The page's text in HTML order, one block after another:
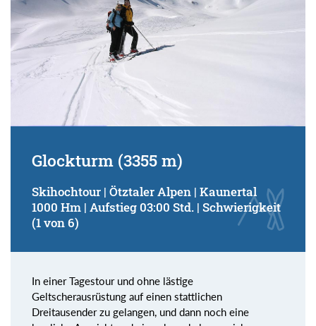
Glockturm (3355 m)
Skihochtour | Ötztaler Alpen | Kaunertal
1000 Hm | Aufstieg 03:00 Std. | Schwierigkeit
(1 von 6)
In einer Tagestour und ohne lästige
Geltscherausrüstung auf einen stattlichen
Dreitausender zu gelangen, und dann noch eine